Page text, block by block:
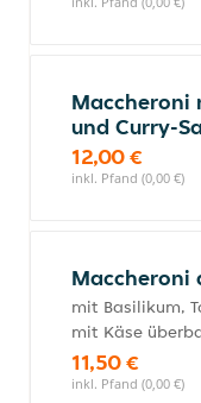
Maccheroni
und Curry-
12,00 €
inkl. Pfand (0,00 €)
Maccheroni
mit Basilikum,
mit Käse
11,50 €
inkl. Pfand (0,00 €)